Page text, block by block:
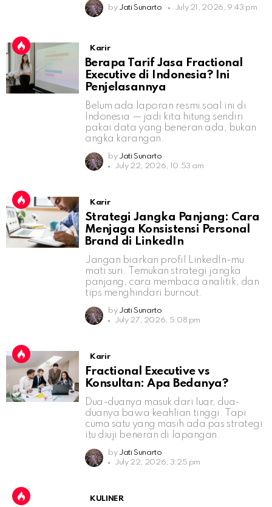
by Jati Sunarto July 21, 2026, 9:43 pm
Karir
Berapa Tarif Jasa Fractional
Executive di Indonesia? Ini
Penjelasannya
Belum ada laporan resmi soal ini di
Indonesia — jadi kita hitung sendiri
pakai data yang beneran ada, bukan
angka karangan.
by Jati Sunarto
July 22, 2026, 10:53 am
Karir
Strategi Jangka Panjang: Cara
Menjaga Konsistensi Personal
Brand di LinkedIn
Jangan biarkan profil LinkedIn-mu
mati suri. Temukan strategi jangka
panjang, cara membaca analitik, dan
tips menghindari burnout.
by Jati Sunarto
July 27, 2026, 5:08 pm
Karir
Fractional Executive vs
Konsultan: Apa Bedanya?
Dua-duanya masuk dari luar, dua-
duanya bawa keahlian tinggi. Tapi
cuma satu yang masih ada pas strategi
itu diuji beneran di lapangan.
by Jati Sunarto
July 22, 2026, 3:25 pm
KULINER